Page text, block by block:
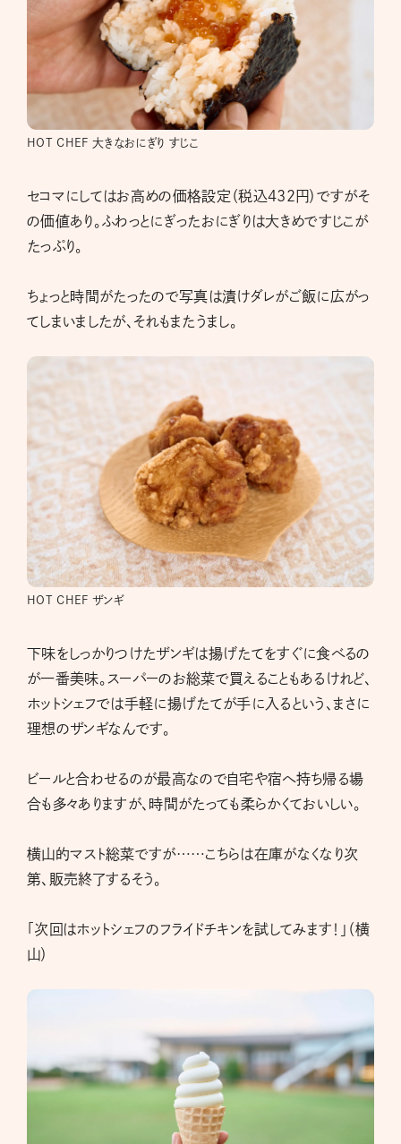
HOT CHEF 大きなおにぎり すじこ
セコマにしてはお高めの価格設定（税込432円）ですがそ
の価値あり。ふわっとにぎったおにぎりは大きめですじこが
たっぷり。
ちょっと時間がたったので写真は漬けダレがご飯に広がっ
てしまいましたが、それもまたうまし。
HOT CHEF ザンギ
下味をしっかりつけたザンギは揚げたてをすぐに食べるの
が一番美味。スーパーのお総菜で買えることもあるけれど、
ホットシェフでは手軽に揚げたてが手に入るという、まさに
理想のザンギなんです。
ビールと合わせるのが最高なので自宅や宿へ持ち帰る場
合も多々ありますが、時間がたっても柔らかくておいしい。
横山的マスト総菜ですが……こちらは在庫がなくなり次
第、販売終了するそう。
「次回はホットシェフのフライドチキンを試してみます！」（横
山）